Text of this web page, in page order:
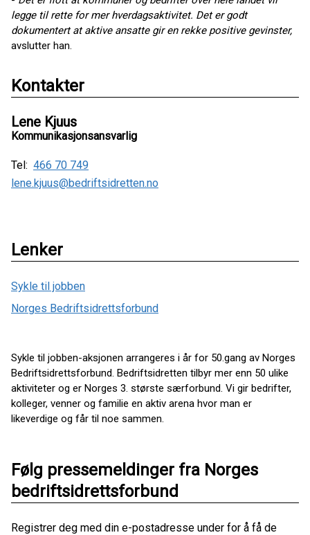
legge til rette for mer hverdagsaktivitet. Det er godt
dokumentert at aktive ansatte gir en rekke positive gevinster,
avslutter han.
Kontakter
Lene Kjuus
Kommunikasjonsansvarlig
Tel: 466 70 749
lene.kjuus@bedriftsidretten.no
Lenker
Sykle til jobben
Norges Bedriftsidrettsforbund
Sykle til jobben-aksjonen arrangeres i år for 50.gang av Norges
Bedriftsidrettsforbund. Bedriftsidretten tilbyr mer enn 50 ulike
aktiviteter og er Norges 3. største særforbund. Vi gir bedrifter,
kolleger, venner og familie en aktiv arena hvor man er
likeverdige og får til noe sammen.
Følg pressemeldinger fra Norges
bedriftsidrettsforbund
Registrer deg med din e-postadresse under for å få de